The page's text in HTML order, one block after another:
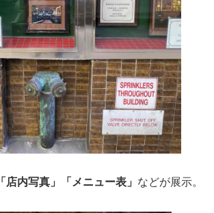
「店内写真」「メニュー表」 などが展示。